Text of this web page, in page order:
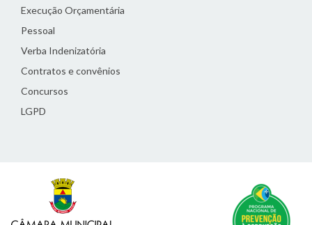
Execução Orçamentária
Pessoal
Verba Indenizatória
Contratos e convênios
Concursos
LGPD